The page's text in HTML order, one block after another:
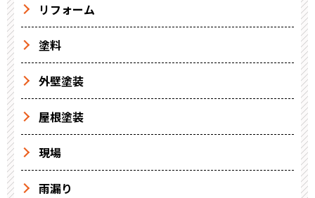
リフォーム
塗料
外壁塗装
屋根塗装
現場
雨漏り